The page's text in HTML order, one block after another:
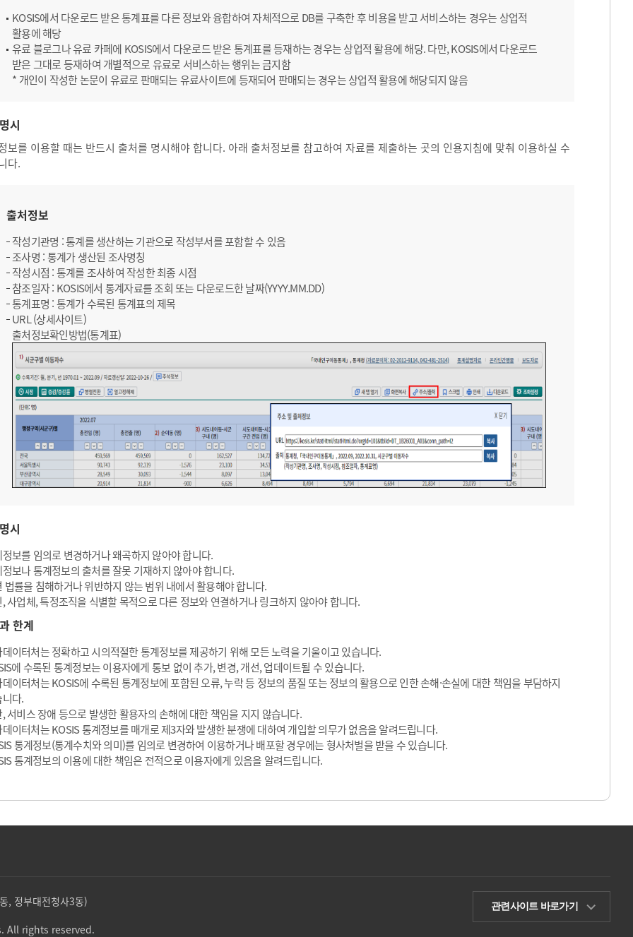
KOSIS에서 다운로드 받은 통계표를 다른 정보와 융합하여 자체적으로 DB를 구축한 후 비용을 받고 서비스하는 경우는 상업적
활용에 해당
유료 블로그나 유료 카페에 KOSIS에서 다운로드 받은 통계표를 등재하는 경우는 상업적 활용에 해당. 다만, KOSIS에서 다운로드
받은 그대로 등재하여 개별적으로 유료로 서비스하는 행위는 금지함
* 개인이 작성한 논문이 유료로 판매되는 유료사이트에 등재되어 판매되는 경우는 상업적 활용에 해당되지 않음
시
보를 이용할 때는 반드시 출처를 명시해야 합니다. 아래 출처정보를 참고하여 자료를 제출하는 곳의 인용지침에 맞춰 이용하실 수
다.
출처정보
작성기관명 : 통계를 생산하는 기관으로 작성부서를 포함할 수 있음
조사명 : 통계가 생산된 조사명칭
작성시점 : 통계를 조사하여 작성한 최종 시점
참조일자 : KOSIS에서 통계자료를 조회 또는 다운로드한 날짜(YYYY.MM.DD)
통계표명 : 통계가 수록된 통계표의 제목
URL (상세사이트)
출처정보확인방법(통계표)
시
보를 임의로 변경하거나 왜곡하지 않아야 합니다.
보나 통계정보의 출처를 잘못 기재하지 않아야 합니다.
법률을 침해하거나 위반하지 않는 범위 내에서 활용해야 합니다.
, 사업체, 특정조직을 식별할 목적으로 다른 정보와 연결하거나 링크하지 않아야 합니다.
한계
이터처는 정확하고 시의적절한 통계정보를 제공하기 위해 모든 노력을 기울이고 있습니다.
에 수록된 통계정보는 이용자에게 통보 없이 추가, 변경, 개선, 업데이트될 수 있습니다.
이터처는 KOSIS에 수록된 통계정보에 포함된 오류, 누락 등 정보의 품질 또는 정보의 활용으로 인한 손해·손실에 대한 책임을 부담하지
다.
서비스 장애 등으로 발생한 활용자의 손해에 대한 책임을 지지 않습니다.
이터처는 KOSIS 통계정보를 매개로 제3자와 발생한 분쟁에 대하여 개입할 의무가 없음을 알려드립니다.
통계정보(통계수치와 의미)를 임의로 변경하여 이용하거나 배포할 경우에는 형사처벌을 받을 수 있습니다.
통계정보의 이용에 대한 책임은 전적으로 이용자에게 있음을 알려드립니다.
, 정부대전청사3동)
All rights reserved.
관련사이트 바로가기